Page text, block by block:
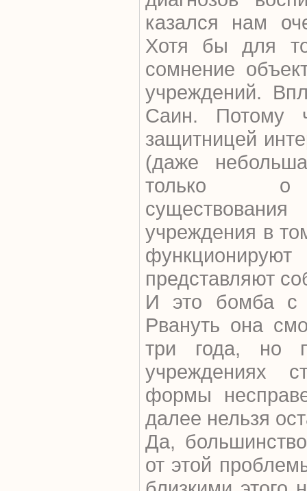
казался нам
Хотя бы для
сомнение
учреждений.
Саин. Потому
защитницей
(даже
только о
учреждения в
представляют
И это бомба с
Рвануть она
три года, но
учреждениях
формы
далее нельзя
Да,
от этой